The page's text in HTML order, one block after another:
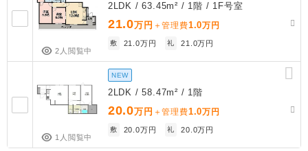
2人閲覧中
2LDK / 63.45m² / 1階 / 1F号室
21.0万円 ＋管理費1.0万円
敷 21.0万円 礼 21.0万円
1人閲覧中
NEW
2LDK / 58.47m² / 1階
20.0万円 ＋管理費1.0万円
敷 20.0万円 礼 20.0万円